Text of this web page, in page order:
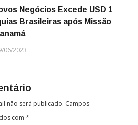
Negócios Excede USD 1
Brasileiras após Missão
06/2023
não será publicado. Campos
com *